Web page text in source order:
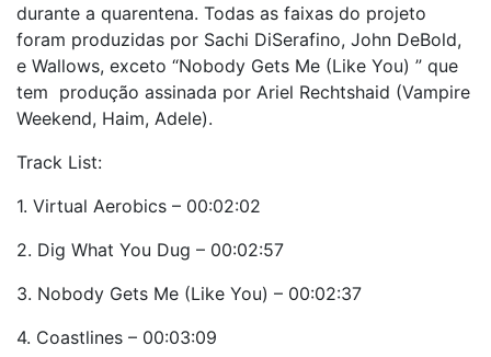
durante a quarentena. Todas as faixas do projeto
foram produzidas por Sachi DiSerafino, John DeBold,
e Wallows, exceto “Nobody Gets Me (Like You) ” que
tem produção assinada por Ariel Rechtshaid (Vampire
Weekend, Haim, Adele).
Track List:
1. Virtual Aerobics – 00:02:02
2. Dig What You Dug – 00:02:57
3. Nobody Gets Me (Like You) – 00:02:37
4. Coastlines – 00:03:09